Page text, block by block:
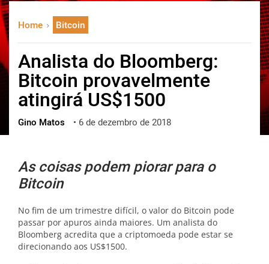
中文
한국어
العربية
ไทย
ქართული
vietnamese
Home Bitcoin
Analista do Bloomberg:
Bitcoin provavelmente
atingirá US$1500
Gino Matos • 6 de dezembro de 2018
As coisas podem piorar para o
Bitcoin
No fim de um trimestre difícil, o valor do Bitcoin pode
passar por apuros ainda maiores. Um analista do
Bloomberg acredita que a criptomoeda pode estar se
direcionando aos US$1500.